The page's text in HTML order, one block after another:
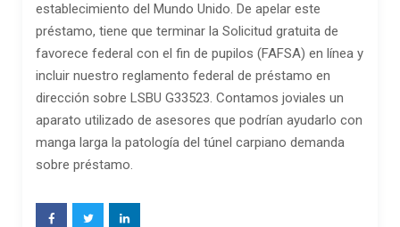
establecimiento del Mundo Unido. De apelar este
préstamo, tiene que terminar la Solicitud gratuita de
favorece federal con el fin de pupilos (FAFSA) en línea y
incluir nuestro reglamento federal de préstamo en
dirección sobre LSBU G33523. Contamos joviales un
aparato utilizado de asesores que podrían ayudarlo con
manga larga la patologí­a del túnel carpiano demanda
sobre préstamo.